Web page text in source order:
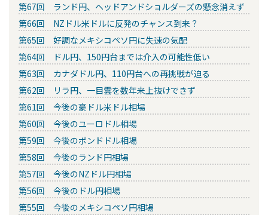
第67回 ランド円、ヘッドアンドショルダーズの懸念消えず
第66回 NZドル米ドルに反発のチャンス到来？
第65回 好調なメキシコペソ円に失速の気配
第64回 ドル円、150円台までは介入の可能性低い
第63回 カナダドル円、110円台への再挑戦が迫る
第62回 リラ円、一目雲を数年来上抜けできず
第61回 今後の豪ドル米ドル相場
第60回 今後のユーロドル相場
第59回 今後のポンドドル相場
第58回 今後のランド円相場
第57回 今後のNZドル円相場
第56回 今後のドル円相場
第55回 今後のメキシコペソ円相場